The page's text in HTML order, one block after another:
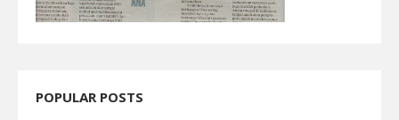
POPULAR POSTS